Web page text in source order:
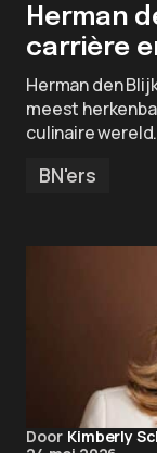
Herman
carrière
Herman den
meest
culinaire
BN'ers
Door Kimberly